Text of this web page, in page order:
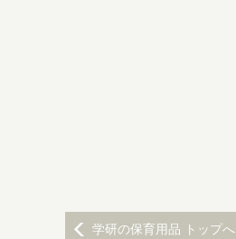
学研の保育用品 トップへ